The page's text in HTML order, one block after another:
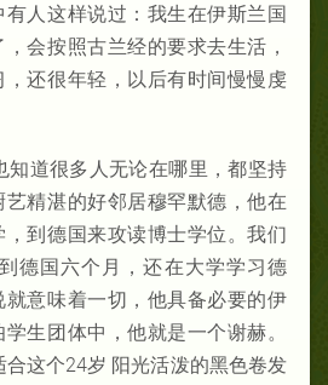
人这样说过：我生在伊斯兰国
会按照古兰经的要求去生活，
还很年轻，以后有时间慢慢虔
知道很多人无论在哪里，都坚持
艺精湛的好邻居穆罕默德，他在
到德国来攻读博士学位。我们
德国六个月，还在大学学习德
意味着一切，他具备必要的伊
生团体中，他就是一个谢赫。
合这个24岁 阳光活泼的黑色卷发